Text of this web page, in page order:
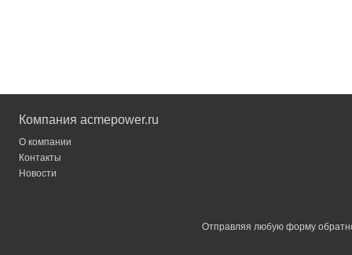
Компания acmepower.ru
О компании
Контакты
Новости
Отправляя любую форму